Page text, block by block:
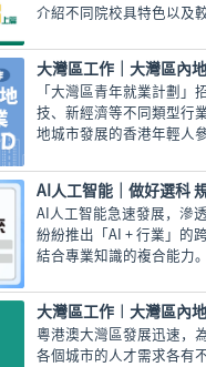
介紹不同院校具特色以及
「大灣區青年就業計劃」
技、新經濟等不同類型行
地城市發展的香港年輕人參
AI人工智能｜做好選科
AI人工智能急速發展，滲
紛紛推出「AI + 行業」的
結合專業知識的複合能力。
粵港澳大灣區發展迅速，
各個城市的人才需求各有